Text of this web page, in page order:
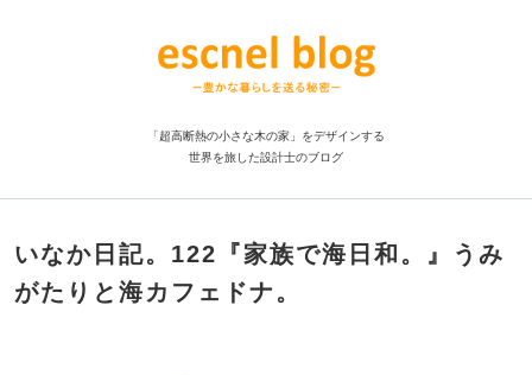
「超高断熱の小さな木の家」をデザインする
世界を旅した設計士のブログ
いなか日記。122『家族で海日和。』うみ
がたりと海カフェドナ。